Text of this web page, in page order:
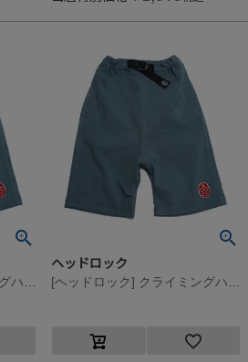
ヘッドロック